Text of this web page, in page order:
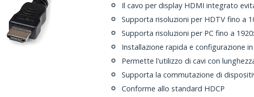
Il cavo per display HDMI integrato
Supporta risoluzioni per HDTV fino a
Supporta risoluzioni per PC fino a
Installazione rapida e configurazione
Permette l'utilizzo di cavi con
Supporta la commutazione di
Conforme allo standard HDCP